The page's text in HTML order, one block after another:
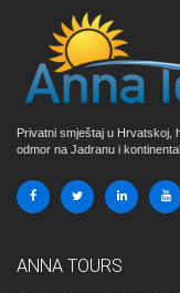
Privatni smještaj u Hrvatskoj,
odmor na Jadranu i
ANNA TOURS